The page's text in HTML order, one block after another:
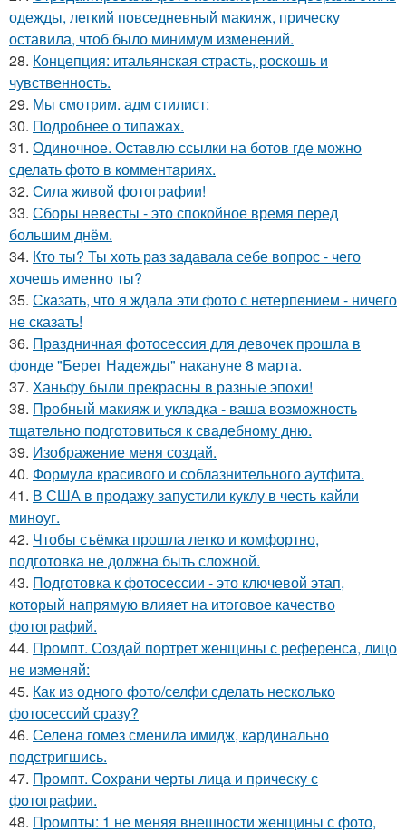
одежды, легкий повседневный макияж, прическу
оставила, чтоб было минимум изменений.
28. Концепция: итальянская страсть, роскошь и
чувственность.
29. Мы смотрим. адм стилист:
30. Подробнее о типажах.
31. Одиночное. Оставлю ссылки на ботов где можно
сделать фото в комментариях.
32. Сила живой фотографии!
33. Сборы невесты - это спокойное время перед
большим днём.
34. Кто ты? Ты хоть раз задавала себе вопрос - чего
хочешь именно ты?
35. Сказать, что я ждала эти фото с нетерпением - ничего
не сказать!
36. Праздничная фотосессия для девочек прошла в
фонде "Берег Надежды" накануне 8 марта.
37. Ханьфу были прекрасны в разные эпохи!
38. Пробный макияж и укладка - ваша возможность
тщательно подготовиться к свадебному дню.
39. Изображение меня создай.
40. Формула красивого и соблазнительного аутфита.
41. В США в продажу запустили куклу в честь кайли
миноуг.
42. Чтобы съёмка прошла легко и комфортно,
подготовка не должна быть сложной.
43. Подготовка к фотосессии - это ключевой этап,
который напрямую влияет на итоговое качество
фотографий.
44. Промпт. Создай портрет женщины с референса, лицо
не изменяй:
45. Как из одного фото/селфи сделать несколько
фотосессий сразу?
46. Селена гомез сменила имидж, кардинально
подстригшись.
47. Промпт. Сохрани черты лица и прическу с
фотографии.
48. Промпты: 1 не меняя внешности женщины с фото,